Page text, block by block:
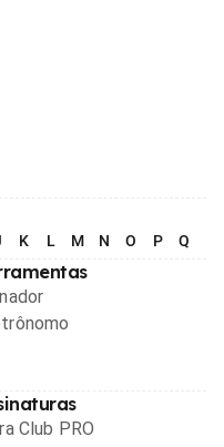
K L M N O P Q
Club PRO